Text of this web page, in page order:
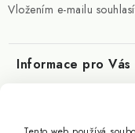
Vložením e-mailu
Informace pro Vás
Slovník pojmů